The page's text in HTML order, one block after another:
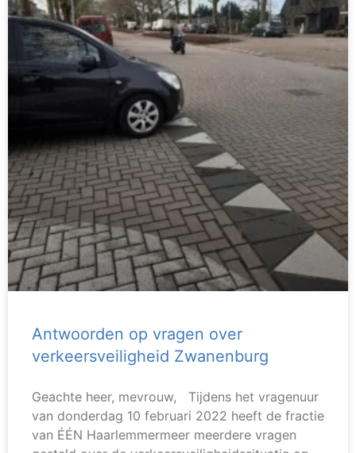
Antwoorden op vragen over
verkeersveiligheid Zwanenburg
Geachte heer, mevrouw, Tijdens het vragenuur
van donderdag 10 februari 2022 heeft de fractie
van ÉÉN Haarlemmermeer meerdere vragen